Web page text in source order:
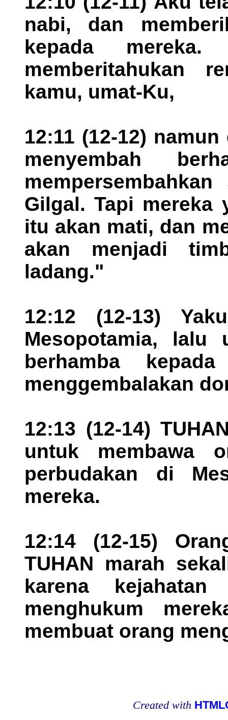
nabi, dan
kepada
memberitahukan
kamu, umat-Ku,
12:11 (12-12)
menyembah
Gilgal. Tapi mereka
itu akan mati, dan
akan menjadi
ladang."
12:12 (12-13)
Mesopotamia,
berhamba
menggembalakan
12:13 (12-14)
untuk membawa
perbudakan di
mereka.
12:14 (12-15)
TUHAN marah
karena
menghukum
membuat orang
Created with